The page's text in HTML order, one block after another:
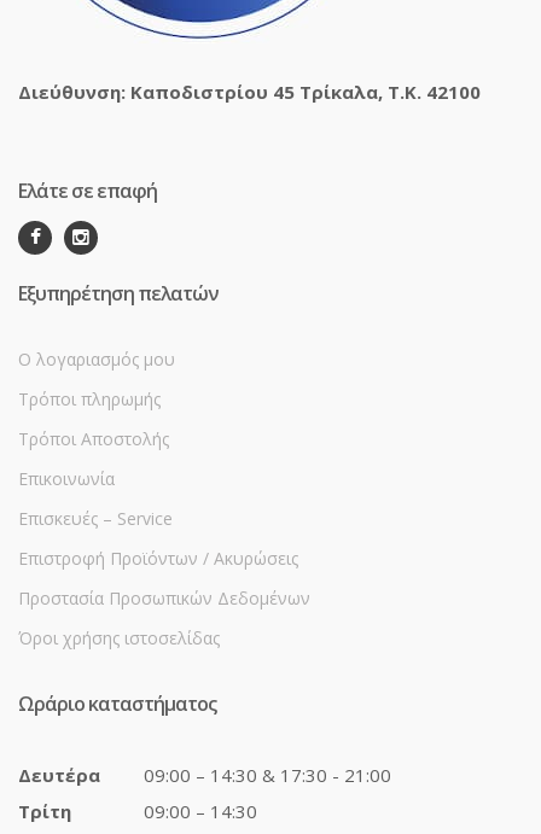
Διεύθυνση: Καποδιστρίου 45 Τρίκαλα, Τ.Κ. 42100
Ελάτε σε επαφή
Εξυπηρέτηση πελατών
Ο λογαριασμός μου
Τρόποι πληρωμής
Τρόποι Αποστολής
Επικοινωνία
Επισκευές – Service
Επιστροφή Προϊόντων / Ακυρώσεις
Προστασία Προσωπικών Δεδομένων
Όροι χρήσης ιστοσελίδας
Ωράριο καταστήματος
Δευτέρα
09:00 – 14:30 & 17:30 - 21:00
Τρίτη
09:00 – 14:30